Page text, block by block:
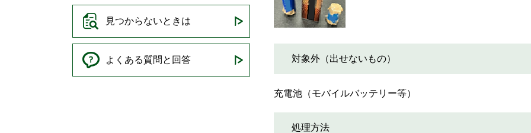
対象外（出せないもの）
充電池（モバイルバッテリー等）
処理方法
見つからないときは
よくある質問と回答